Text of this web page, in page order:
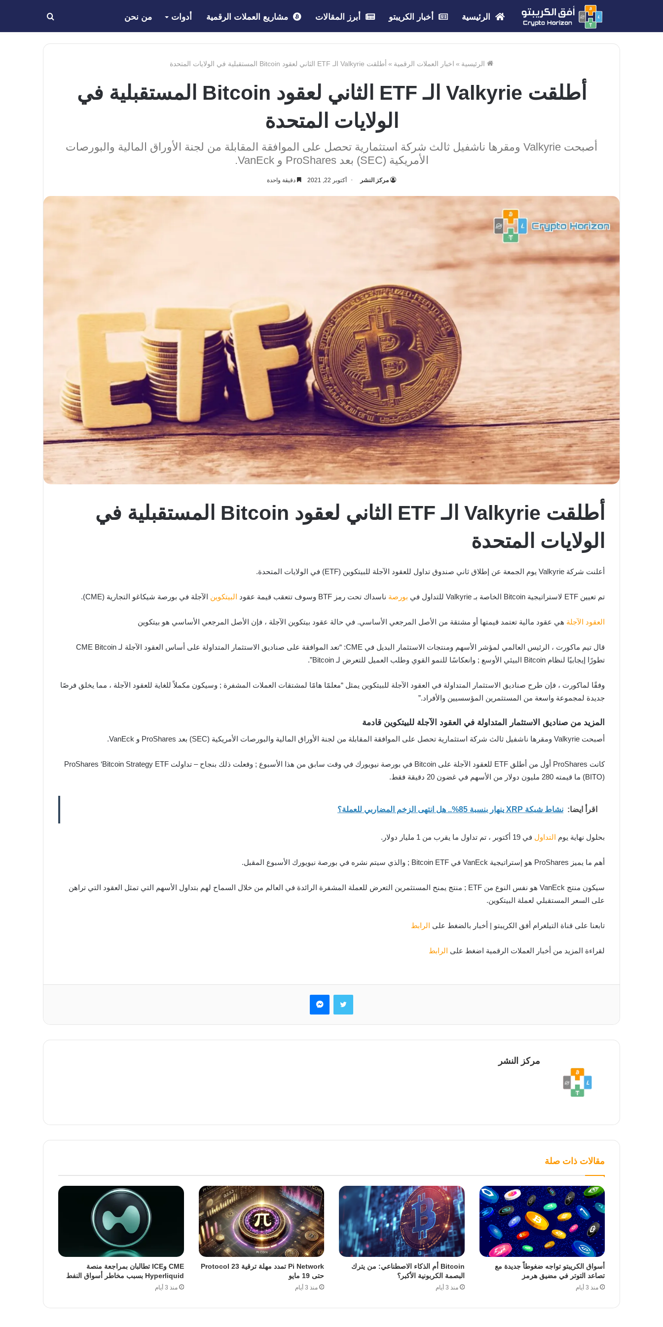
الرئيسية أخبار الكريبتو أبرز المقالات مشاريع العملات الرقمية أدوات من نحن بحث
عن
الرئيسية » اخبار العملات الرقمية » أطلقت Valkyrie الـ ETF الثاني لعقود Bitcoin المستقبلية في الولايات المتحدة
أطلقت Valkyrie الـ ETF الثاني لعقود Bitcoin المستقبلية في
الولايات المتحدة
أصبحت Valkyrie ومقرها ناشفيل ثالث شركة استثمارية تحصل على الموافقة المقابلة من لجنة الأوراق المالية والبورصات
الأمريكية (SEC) بعد ProShares و VanEck.
مركز النشر أكتوبر 22, 2021 دقيقة واحدة
أطلقت Valkyrie الـ ETF الثاني لعقود Bitcoin المستقبلية في
الولايات المتحدة
أعلنت شركة Valkyrie يوم الجمعة عن إطلاق ثاني صندوق تداول للعقود الآجلة للبيتكوين (ETF) في الولايات المتحدة.
تم تعيين ETF لاستراتيجية Bitcoin الخاصة بـ Valkyrie للتداول في بورصة ناسداك تحت رمز BTF وسوف تتعقب قيمة عقود البيتكوين الآجلة في بورصة شيكاغو التجارية (CME).
العقود الآجلة هي عقود مالية تعتمد قيمتها أو مشتقة من الأصل المرجعي الأساسي. في حالة عقود بيتكوين الآجلة ، فإن الأصل المرجعي الأساسي هو بيتكوين
قال تيم ماكورت ، الرئيس العالمي لمؤشر الأسهم ومنتجات الاستثمار البديل في CME: “تعد الموافقة على صناديق الاستثمار المتداولة على أساس العقود الآجلة لـ CME Bitcoin
تطورًا إيجابيًا لنظام Bitcoin البيئي الأوسع ; وانعكاسًا للنمو القوي وطلب العميل للتعرض لـ Bitcoin”.
وفقًا لماكورت ، فإن طرح صناديق الاستثمار المتداولة في العقود الآجلة للبيتكوين يمثل “معلمًا هامًا لمشتقات العملات المشفرة ; وسيكون مكملاً للغاية للعقود الآجلة ، مما يخلق فرصًا
جديدة لمجموعة واسعة من المستثمرين المؤسسيين والأفراد.”
المزيد من صناديق الاستثمار المتداولة في العقود الآجلة للبيتكوين قادمة
أصبحت Valkyrie ومقرها ناشفيل ثالث شركة استثمارية تحصل على الموافقة المقابلة من لجنة الأوراق المالية والبورصات الأمريكية (SEC) بعد ProShares و VanEck.
كانت ProShares أول من أطلق ETF للعقود الآجلة على Bitcoin في بورصة نيويورك في وقت سابق من هذا الأسبوع ; وفعلت ذلك بنجاح – تداولت ProShares ‘Bitcoin Strategy ETF
(BITO) ما قيمته 280 مليون دولار من الأسهم في غضون 20 دقيقة فقط.
اقرأ ايضا: نشاط شبكة XRP ينهار بنسبة 85%.. هل انتهى الزخم المضاربي للعملة؟
بحلول نهاية يوم التداول في 19 أكتوبر ، تم تداول ما يقرب من 1 مليار دولار.
أهم ما يميز ProShares هو إستراتيجية VanEck في Bitcoin ETF ; والذي سيتم نشره في بورصة نيويورك الأسبوع المقبل.
سيكون منتج VanEck هو نفس النوع من ETF ; منتج يمنح المستثمرين التعرض للعملة المشفرة الرائدة في العالم من خلال السماح لهم بتداول الأسهم التي تمثل العقود التي تراهن
على السعر المستقبلي لعملة البيتكوين.
تابعنا على قناة التيلغرام أفق الكريبتو | أخبار بالضغط على الرابط
لقراءة المزيد من أخبار العملات الرقمية اضغط على الرابط
تويتر ماسنجر
مركز النشر
مقالات ذات صلة
أسواق الكريبتو تواجه ضغوطاً جديدة مع
تصاعد التوتر في مضيق هرمز
منذ 3 أيام
Bitcoin أم الذكاء الاصطناعي: من يترك
البصمة الكربونية الأكبر؟
منذ 3 أيام
Pi Network تمدد مهلة ترقية Protocol 23
حتى 19 مايو
منذ 3 أيام
CME وICE تطالبان بمراجعة منصة
Hyperliquid بسبب مخاطر أسواق النفط
منذ 3 أيام